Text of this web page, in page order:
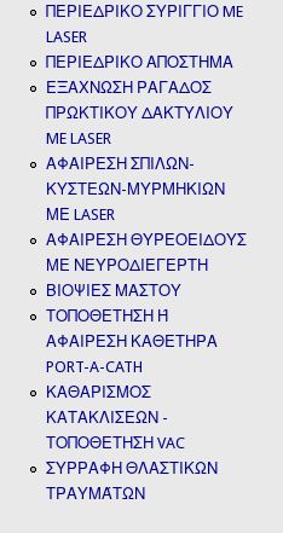
ΠΕΡΙΕΔΡΙΚΟ ΣΥΡΙΓΓΙΟ ME
LASER
ΠΕΡΙΕΔΡΙΚΟ ΑΠΟΣΤΗΜΑ
ΕΞΑΧΝΩΣΗ ΡΑΓΑΔΟΣ
ΠΡΩΚΤΙΚΟΥ ΔΑΚΤΥΛΙΟΥ
ME LASER
ΑΦΑΙΡΕΣΗ ΣΠΙΛΩΝ-
ΚΥΣΤΕΩΝ-ΜΥΡΜΗΚΙΩΝ
ΜΕ LASER
ΑΦΑΙΡΕΣΗ ΘΥΡΕΟΕΙΔΟΥΣ
ΜΕ ΝΕΥΡΟΔΙΕΓΕΡΤΗ
ΒΙΟΨΙΕΣ ΜΑΣΤΟΥ
ΤΟΠΟΘΕΤΗΣΗ Ή
ΑΦΑΙΡΕΣΗ ΚΑΘΕΤΗΡΑ
PORT-A-CATH
ΚΑΘΑΡΙΣΜΟΣ
ΚΑΤΑΚΛΙΣΕΩΝ -
ΤΟΠΟΘΕΤΗΣΗ VAC
ΣΥΡΡΑΦΗ ΘΛΑΣΤΙΚΩΝ
ΤΡΑΥΜΆΤΩΝ